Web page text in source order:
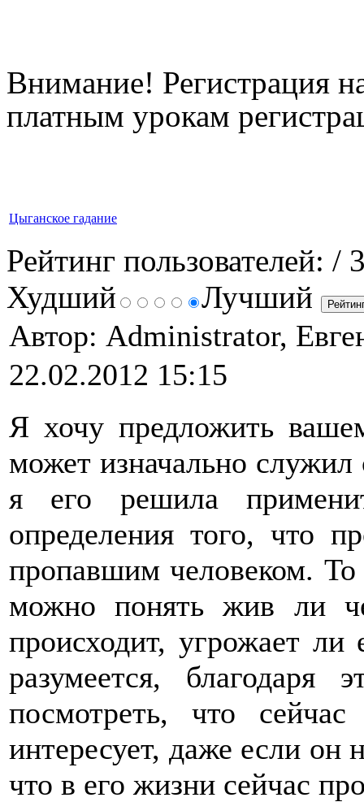
Внимание! Регистрация
платным урокам
Цыганское гадание
Рейтинг пользователей: /
Худший
Лучший
Автор: Administrator,
22.02.2012 15:15
Я хочу предложить
может изначально
я его решила
определения того, что
пропавшим человеком.
можно понять жив ли
происходит, угрожает
разумеется, благодаря
посмотреть, что
интересует, даже если он
что в его жизни сейчас